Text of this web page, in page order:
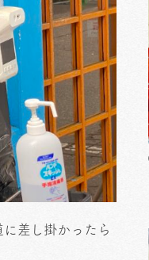
差し掛かったら